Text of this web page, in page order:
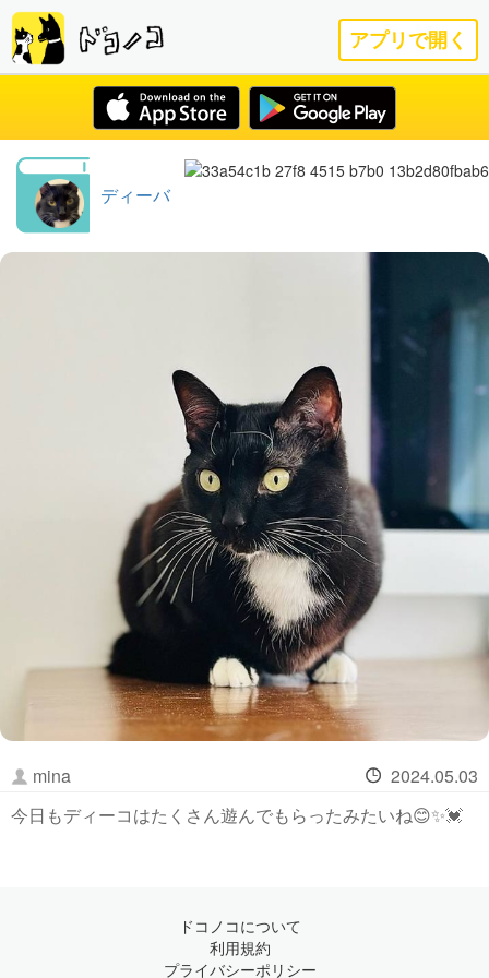
アプリで開く
ディーバ
mina
2024.05.03
今日もディーコはたくさん遊んでもらったみたいね😊✨💓
ドコノコについて
利用規約
プライバシーポリシー